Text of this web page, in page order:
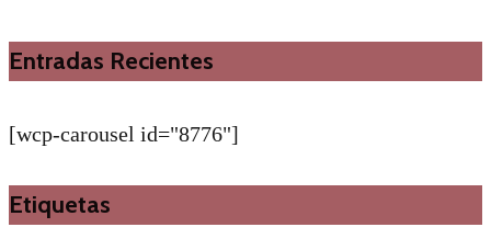
Entradas Recientes
[wcp-carousel id="8776"]
Etiquetas